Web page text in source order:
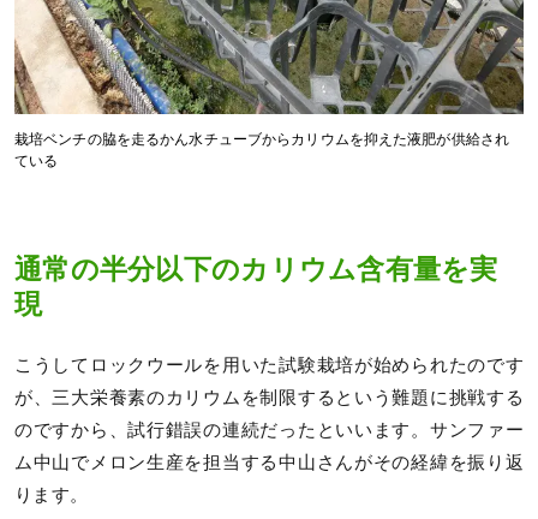
栽培ベンチの脇を走るかん水チューブからカリウムを抑えた液肥が供給され
ている
通常の半分以下のカリウム含有量を実
現
こうしてロックウールを用いた試験栽培が始められたのです
が、三大栄養素のカリウムを制限するという難題に挑戦する
のですから、試行錯誤の連続だったといいます。サンファー
ム中山でメロン生産を担当する中山さんがその経緯を振り返
ります。